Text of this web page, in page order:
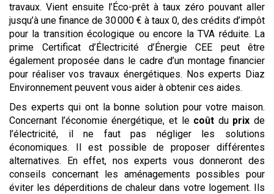
travaux. Vient ensuite l’Éco-prêt à taux zéro pouvant aller
jusqu’à une finance de 30 000 € à taux 0, des crédits d’impôt
pour la transition écologique ou encore la TVA réduite. La
prime Certificat d’Électricité d’Énergie CEE peut être
également proposée dans le cadre d’un montage financier
pour réaliser vos travaux énergétiques. Nos experts Diaz
Environnement peuvent vous aider à obtenir ces aides.
Des experts qui ont la bonne solution pour votre maison.
Concernant l’économie énergétique, et le coût du prix de
l’électricité, il ne faut pas négliger les solutions
économiques. Il est possible de proposer différentes
alternatives. En effet, nos experts vous donneront des
conseils concernant les aménagements possibles pour
éviter les déperditions de chaleur dans votre logement. Ils